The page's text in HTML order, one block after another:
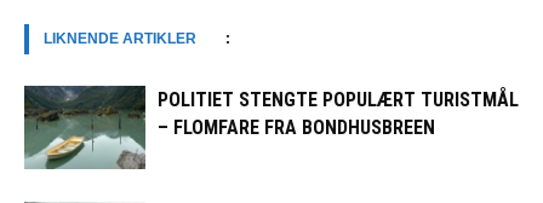
LIKNENDE ARTIKLER :
POLITIET STENGTE POPULÆRT TURISTMÅL
– FLOMFARE FRA BONDHUSBREEN